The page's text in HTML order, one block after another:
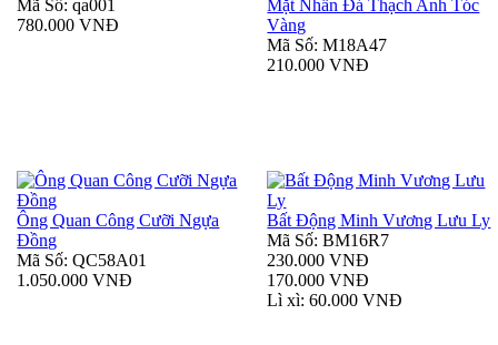
Mã Số: qa001
780.000 VNĐ
Mặt Nhẫn Đá Thạch Anh Tóc
Vàng
Mã Số: M18A47
210.000 VNĐ
Ông Quan Công Cưỡi Ngựa
Đồng
Mã Số: QC58A01
1.050.000 VNĐ
Bất Động Minh Vương Lưu Ly
Mã Số: BM16R7
230.000 VNĐ
170.000 VNĐ
Lì xì: 60.000 VNĐ